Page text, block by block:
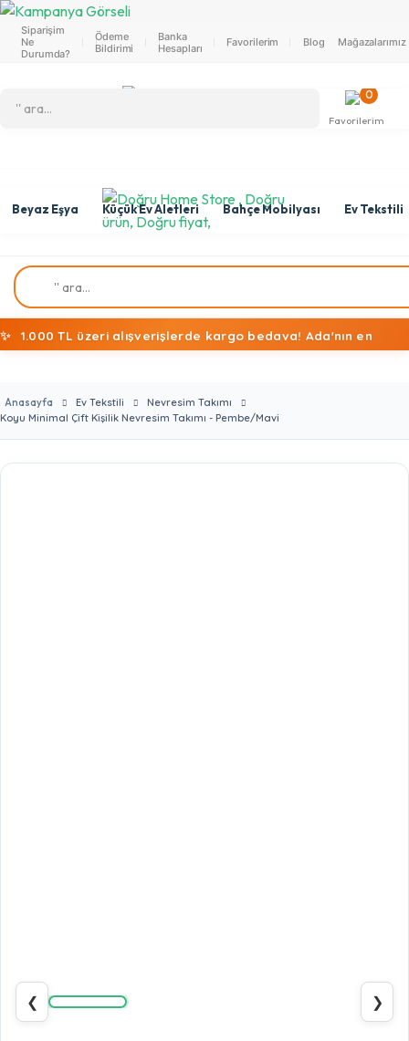
Siparişim
Ne
Durumda?
Ödeme
Bildirimi
Banka
Hesapları
Favorilerim Blog Mağazalarımız
0
Favorilerim
Beyaz Eşya Küçük Ev Aletleri Bahçe Mobilyası Ev Tekstili
✨ 1.000 TL üzeri alışverişlerde kargo bedava! Ada'nın en
Anasayfa Ev Tekstili
Nevresim Takımı
Koyu Minimal Çift Kişilik Nevresim Takımı - Pembe/Mavi
❮ ❯